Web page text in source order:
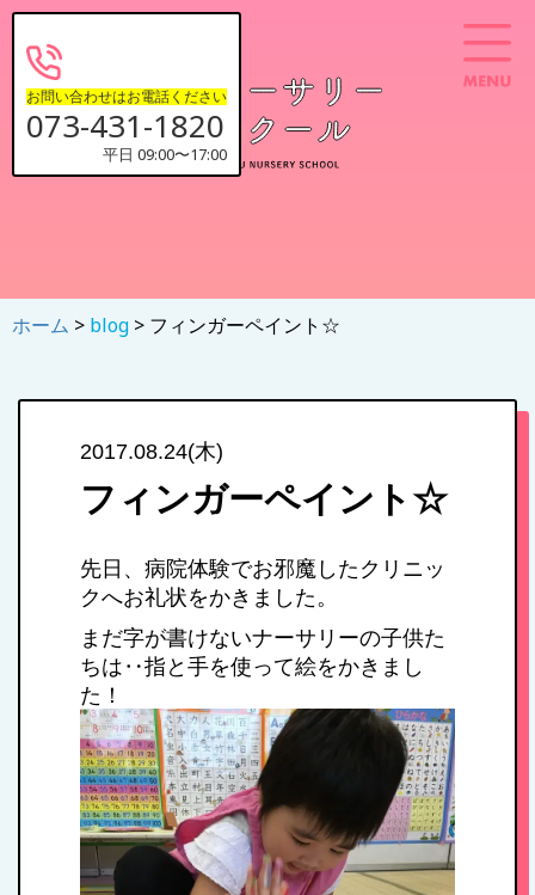
お問い合わせはお電話ください
073-431-1820
平日 09:00〜17:00
ホーム > blog > フィンガーペイント☆
2017.08.24(木)
フィンガーペイント☆
先日、病院体験でお邪魔したクリニッ
クへお礼状をかきました。
まだ字が書けないナーサリーの子供た
ちは‥指と手を使って絵をかきまし
た！